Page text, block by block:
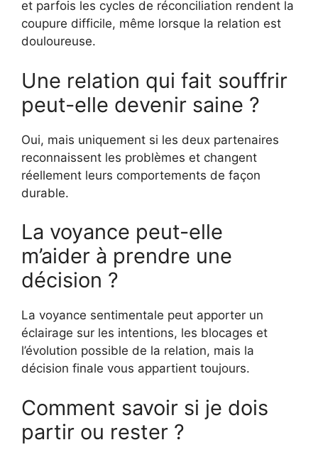
et parfois les cycles de réconciliation rendent la
coupure difficile, même lorsque la relation est
douloureuse.
Une relation qui fait souffrir
peut-elle devenir saine ?
Oui, mais uniquement si les deux partenaires
reconnaissent les problèmes et changent
réellement leurs comportements de façon
durable.
La voyance peut-elle
m’aider à prendre une
décision ?
La voyance sentimentale peut apporter un
éclairage sur les intentions, les blocages et
l’évolution possible de la relation, mais la
décision finale vous appartient toujours.
Comment savoir si je dois
partir ou rester ?